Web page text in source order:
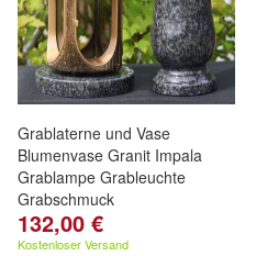
Grablaterne und Vase
Blumenvase Granit Impala
Grablampe Grableuchte
Grabschmuck
132,00 €
Kostenloser Versand